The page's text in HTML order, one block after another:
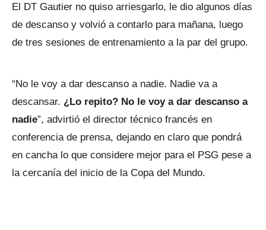
El DT Gautier no quiso arriesgarlo, le dio algunos días
de descanso y volvió a contarlo para mañana, luego
de tres sesiones de entrenamiento a la par del grupo.
“No le voy a dar descanso a nadie. Nadie va a
descansar. ¿Lo repito? No le voy a dar descanso a
nadie”, advirtió el director técnico francés en
conferencia de prensa, dejando en claro que pondrá
en cancha lo que considere mejor para el PSG pese a
la cercanía del inicio de la Copa del Mundo.